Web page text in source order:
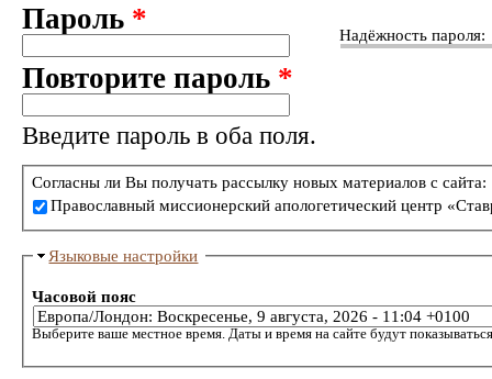
Надёжность пароля:
Пароль *
Повторите пароль *
Введите пароль в оба поля.
Согласны ли Вы получать рассылку новых материалов с сайта:
Православный миссионерский апологетический центр
Языковые настройки
Часовой пояс
Выберите ваше местное время. Даты и время на сайте будут